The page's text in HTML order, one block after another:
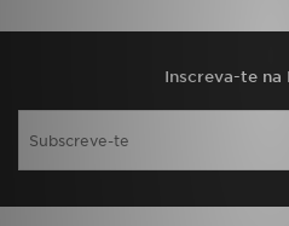
Inscreva-te
ESTADO DO TEU PEDIDO
ATENÇÃO AO CLIENTE
FAZ DOWNLOAD DA APP